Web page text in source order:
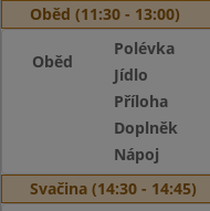
Oběd (11:30 - 13:00)
Oběd
Polévka
Jídlo
Příloha
Doplněk
Nápoj
Svačina (14:30 - 14:45)